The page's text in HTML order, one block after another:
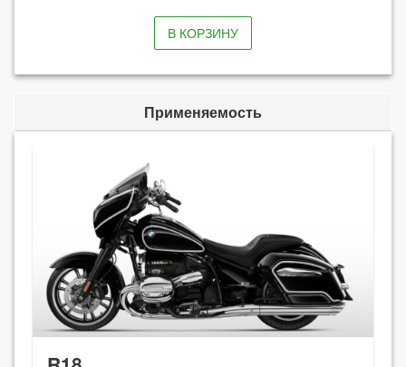
В КОРЗИНУ
Применяемость